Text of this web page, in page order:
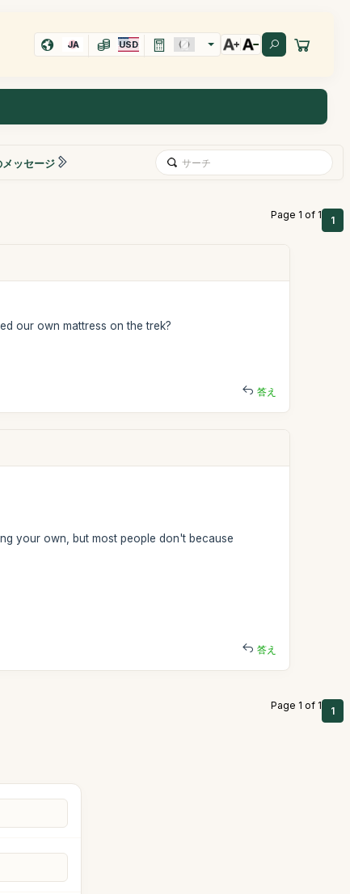
JA USD
メッセージ
Page 1 of 1 1
our own mattress on the trek?
答え
your own, but most people don't because
答え
Page 1 of 1 1